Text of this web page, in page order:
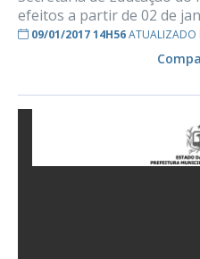
efeitos a partir de 02 de
09/01/2017 14H56ATUALIZADO